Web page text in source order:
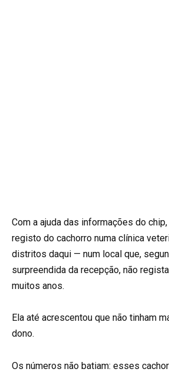
Com a ajuda das informações do
registo do cachorro numa clínica
distritos daqui — num local que,
surpreendida da recepção, não
muitos anos.
Ela até acrescentou que não tinham
dono.
Os números não batiam: esses